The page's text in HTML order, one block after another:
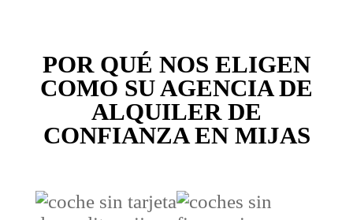
POR QUÉ NOS ELIGEN
COMO SU AGENCIA DE
ALQUILER DE
CONFIANZA EN MIJAS